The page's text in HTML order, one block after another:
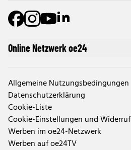
Online Netzwerk oe24
Allgemeine Nutzungsbedingungen
Datenschutzerklärung
Cookie-Liste
Cookie-Einstellungen und Widerruf
Werben im oe24-Netzwerk
Werben auf oe24TV